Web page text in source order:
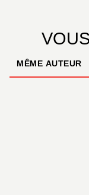
MÊME AUTEUR